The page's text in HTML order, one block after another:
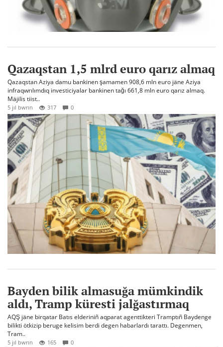
Qazaqstan 1,5 mlrd euro qarız almaq
Qazaqstan Aziya damu bankinen şamamen 908,6 mln euro jäne Aziya
infraqwrılımdıq investiciyalar bankinen tağı 661,8 mln euro qarız almaq.
Mäjilis tiist..
5 jıl bwrın 317 0
Bayden bilik almasuğa mümkindik
aldı, Tramp küresti jalğastırmaq
AQŞ jäne birqatar Batıs elderiniñ aqparat agenttikteri Tramptıñ Baydenge
bilikti ötkizip beruge kelisim berdi degen habarlardı tarattı. Degenmen,
Tram..
5 jıl bwrın 165 0